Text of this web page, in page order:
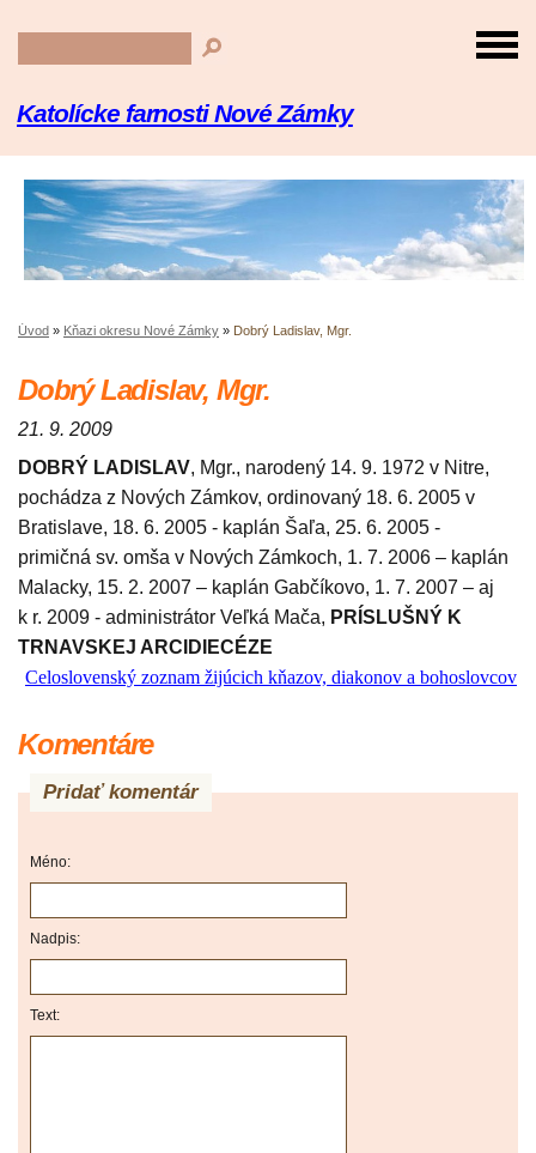
Katolícke farnosti Nové Zámky
Úvod » Kňazi okresu Nové Zámky » Dobrý Ladislav, Mgr.
Dobrý Ladislav, Mgr.
21. 9. 2009
DOBRÝ LADISLAV, Mgr., narodený 14. 9. 1972 v Nitre,
pochádza z Nových Zámkov, ordinovaný 18. 6. 2005 v
Bratislave, 18. 6. 2005 - kaplán Šaľa, 25. 6. 2005 -
primičná sv. omša v Nových Zámkoch, 1. 7. 2006 – kaplán
Malacky, 15. 2. 2007 – kaplán Gabčíkovo, 1. 7. 2007 – aj
k r. 2009 - administrátor Veľká Mača, PRÍSLUŠNÝ K
TRNAVSKEJ ARCIDIECÉZE
Celoslovenský zoznam žijúcich kňazov, diakonov a bohoslovcov
Komentáre
Pridať komentár
Méno:
Nadpis:
Text: